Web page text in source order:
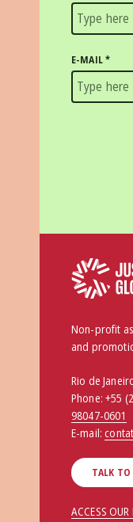
E-MAIL*
Non-profit
and
Rio de
Phone:+55
98047-0601
E-mail:
TALK TO
ACCESS OUR